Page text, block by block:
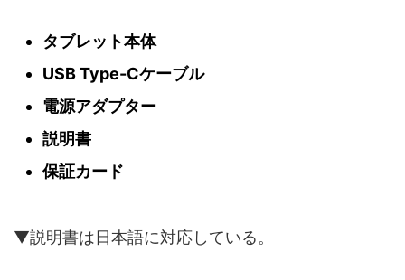
タブレット本体
USB Type-Cケーブル
電源アダプター
説明書
保証カード
▼説明書は日本語に対応している。